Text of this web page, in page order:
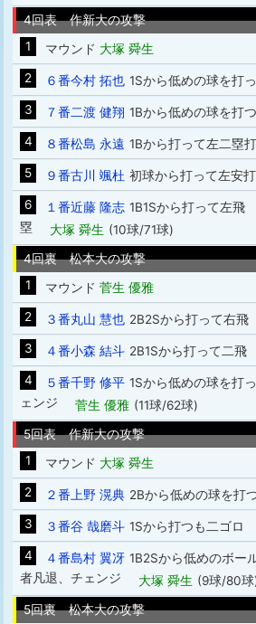
4回表 作新大の攻撃
1
マウンド 大塚 舜生
2
６番今村 拓也 1Sから低めの球を打
3
７番二渡 健翔 1Bから低めの球を打
4
８番松島 永遠 1Bから打って左二塁
5
９番古川 颯杜 初球から打って左安
6
１番近藤 隆志 1B1Sから打って左
塁 大塚 舜生 (10球/71球)
4回裏 松本大の攻撃
1
マウンド 菅生 優雅
2
３番丸山 慧也 2B2Sから打って右
3
４番小森 結斗 2B1Sから打って二
4
５番千野 修平 1Sから低めの球を打
ェンジ 菅生 優雅 (11球/62球)
5回表 作新大の攻撃
1
マウンド 大塚 舜生
2
２番上野 滉典 2Bから低めの球を打
3
３番谷 哉磨斗 1Sから打つも二ゴロ
4
４番島村 翼冴 1B2Sから低めのボ
者凡退、チェンジ 大塚 舜生 (9球/80球
5回裏 松本大の攻撃